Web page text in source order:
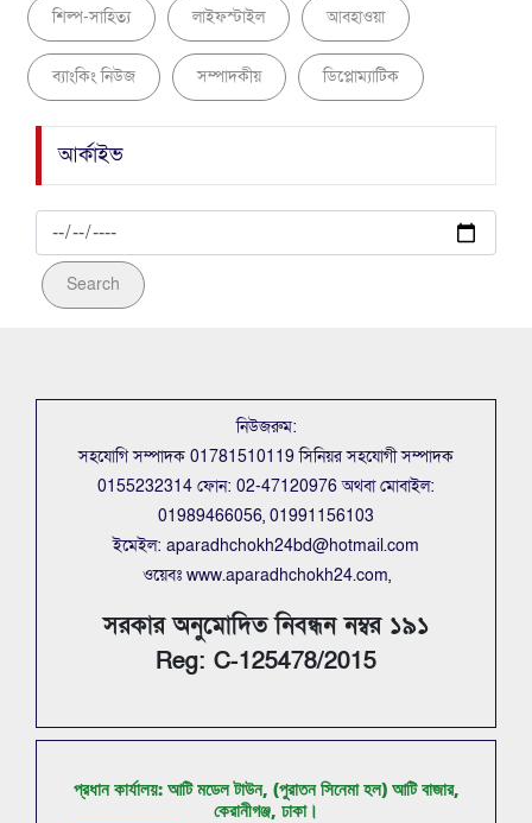
শিল্প-সাহিত্য লাইফস্টাইল আবহাওয়া
ব্যাংকিং নিউজ সম্পাদকীয় ডিপ্লোম্যাটিক
আর্কাইভ
Search
নিউজরুম:
সহযোগি সম্পাদক 01781510119 সিনিয়র সহযোগী সম্পাদক
0155232314 ফোন: 02-47120976 অথবা মোবাইল:
01989466056, 01991156103
ইমেইল: aparadhchokh24bd@hotmail.com
ওয়েবঃ www.aparadhchokh24.com,
সরকার অনুমোদিত নিবন্ধন নম্বর ১৯১
Reg: C-125478/2015
প্রধান কার্যালয়: আটি মডেল টাউন, (পুরাতন সিনেমা হল) আটি বাজার,
কেরানীগঞ্জ, ঢাকা।